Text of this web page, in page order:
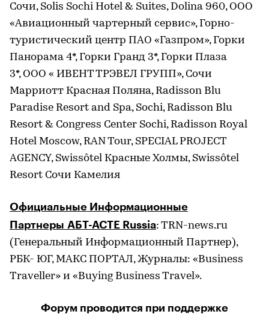
Сочи, Solis Sochi Hotel & Suites, Dolina 960, ООО
«Авиационный чартерный сервис», Горно-
туристический центр ПАО «Газпром», Горки
Панорама 4*, Горки Гранд 3*, Горки Плаза
3*, ООО « ИВЕНТ ТРЭВЕЛ ГРУПП», Сочи
Марриотт Красная Поляна, Radisson Blu
Paradise Resort and Spa, Sochi, Radisson Blu
Resort & Congress Center Sochi, Radisson Royal
Hotel Moscow, RAN Tour, SPECIAL PROJECT
AGENCY, Swissôtel Красные Холмы, Swissôtel
Resort Сочи Камелия
Официальные Информационные
Партнеры АБТ-АСТЕ Russia: TRN-news.ru
(Генеральный Информационный Партнер),
РБК- ЮГ, МАКС ПОРТАЛ, Журналы: «Business
Traveller» и «Buying Business Travel».
Форум проводится при поддержке